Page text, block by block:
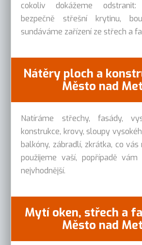
cokoliv dokážeme odstranit:
bezpečně střešní krytinu,
sundáváme zařízení ze střech a
Nátěry ploch a
Město nad
Natíráme střechy, fasády,
konstrukce, krovy, sloupy
balkóny, zábradlí, zkrátka, co vás
použijeme vaší, popřípadě
nejvhodnější.
Mytí oken, střech a
Město nad